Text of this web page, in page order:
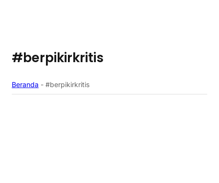
#berpikirkritis
Beranda - #berpikirkritis